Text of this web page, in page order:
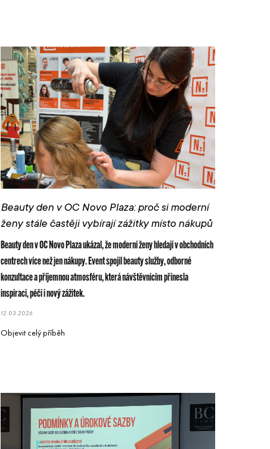
Beauty den v OC Novo Plaza: proč si moderní
ženy stále častěji vybírají zážitky místo nákupů
Beauty den v OC Novo Plaza ukázal, že moderní ženy hledají v obchodních
centrech více než jen nákupy. Event spojil beauty služby, odborné
konzultace a příjemnou atmosféru, která návštěvnicím přinesla
inspiraci, péči i nový zážitek.
12.03.2026
Objevit celý příběh